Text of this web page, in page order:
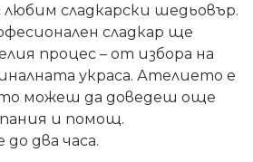
сладкарски шедьовър.
сладкар ще
процес – от избора на
украса. Ателието е
можеш да доведеш още
и помощ.
два часа.